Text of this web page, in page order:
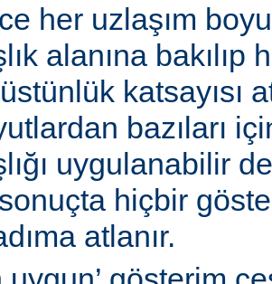
her uzlaşım
alanına
katsayısı
bazıları
uygulanabilir
hiçbir
atlanır.